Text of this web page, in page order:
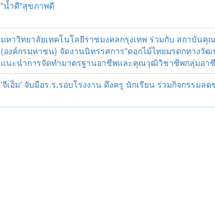
"น้ำดี"สุขภาพดี
มหาวิทยาลัยเทคโนโลยีราชมงคลกรุงเทพ ร่วมกับ สถาบัน
(องค์กรมหาชน) จัดงานนิทรรศการ"ดอกไม้ไทยมรดกทางวั
แนะนำการจัดทำมาตรฐานอาชีพและคุณวุฒิวิชาชีพกลุ่มอา
'จีเอ็ม' จับมือร.ร.รอบโรงงาน ดึงครู นักเรียน ร่วมกิจกรรมลด